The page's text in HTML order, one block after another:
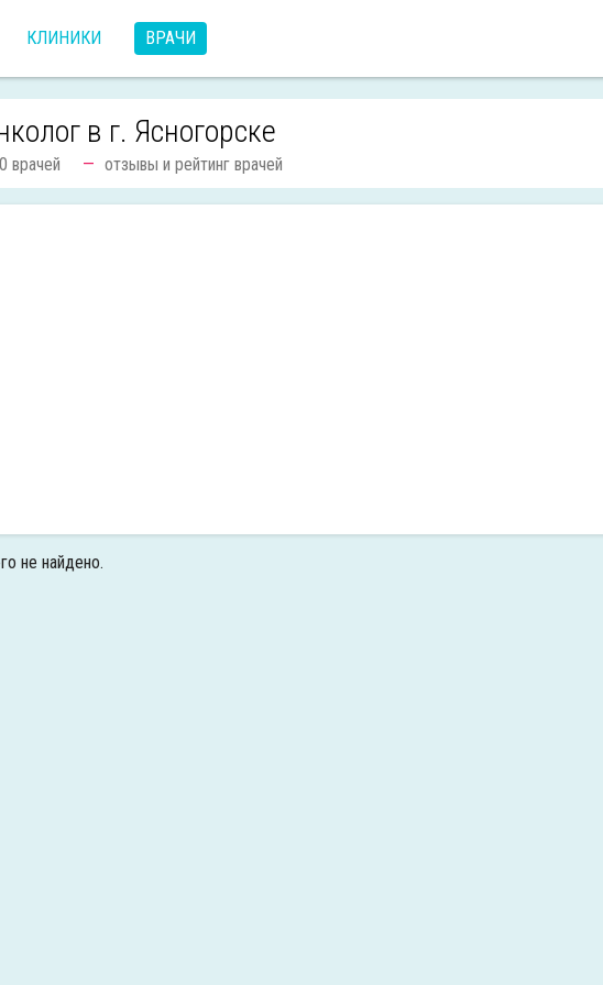
КЛИНИКИ ВРАЧИ
в г. Ясногорске
0 врачей отзывы и рейтинг врачей
не найдено.